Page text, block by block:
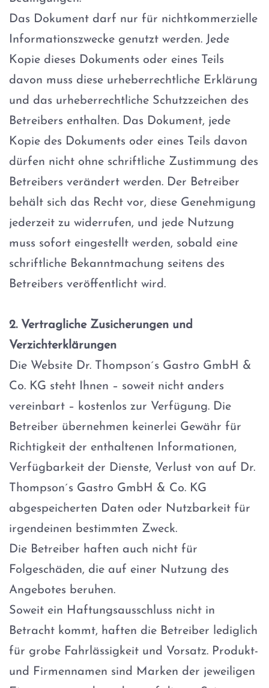
Das Dokument darf nur für nichtkommerzielle
Informationszwecke genutzt werden. Jede
Kopie dieses Dokuments oder eines Teils
davon muss diese urheberrechtliche Erklärung
und das urheberrechtliche Schutzzeichen des
Betreibers enthalten. Das Dokument, jede
Kopie des Dokuments oder eines Teils davon
dürfen nicht ohne schriftliche Zustimmung des
Betreibers verändert werden. Der Betreiber
behält sich das Recht vor, diese Genehmigung
jederzeit zu widerrufen, und jede Nutzung
muss sofort eingestellt werden, sobald eine
schriftliche Bekanntmachung seitens des
Betreibers veröffentlicht wird.
2. Vertragliche Zusicherungen und
Verzichterklärungen
Die Website Dr. Thompson´s Gastro GmbH &
Co. KG steht Ihnen – soweit nicht anders
vereinbart – kostenlos zur Verfügung. Die
Betreiber übernehmen keinerlei Gewähr für
Richtigkeit der enthaltenen Informationen,
Verfügbarkeit der Dienste, Verlust von auf Dr.
Thompson´s Gastro GmbH & Co. KG
abgespeicherten Daten oder Nutzbarkeit für
irgendeinen bestimmten Zweck.
Die Betreiber haften auch nicht für
Folgeschäden, die auf einer Nutzung des
Angebotes beruhen.
Soweit ein Haftungsausschluss nicht in
Betracht kommt, haften die Betreiber lediglich
für grobe Fahrlässigkeit und Vorsatz. Produkt-
und Firmennamen sind Marken der jeweiligen